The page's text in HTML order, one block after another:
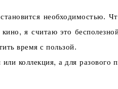
необходимостью.
я считаю это
время с пользой.
коллекция, а для разового